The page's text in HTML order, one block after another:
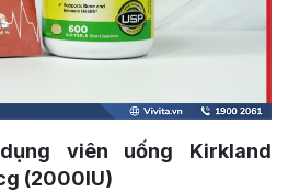
viên uống Kirkland
(2000IU)